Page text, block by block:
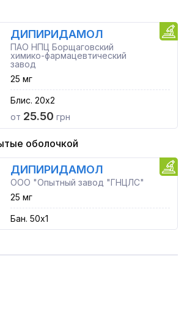
ДИПИРИДАМОЛ
ПАО НПЦ Борщаговский
химико-фармацевтический
завод
25 мг
Блис. 20x2
от 25.50 грн
оболочкой
ДИПИРИДАМОЛ
ООО "Опытный завод "ГНЦЛС"
25 мг
Бан. 50x1